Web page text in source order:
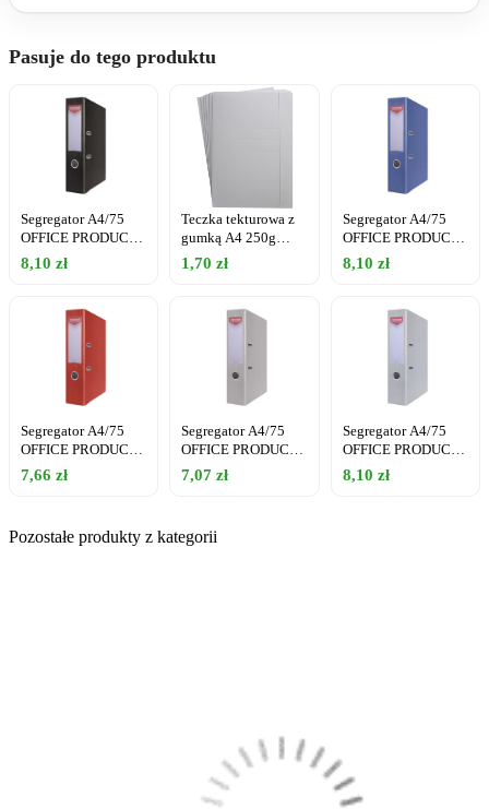
Pasuje do tego produktu
Segregator A4/75
OFFICE PRODUCTS
czarny
8,10 zł
Teczka tekturowa z
gumką A4 250g
PROTOS biała
1,70 zł
Segregator A4/75
OFFICE PRODUCTS
niebieski
8,10 zł
Segregator A4/75
OFFICE PRODUCTS
czerwony
7,66 zł
Segregator A4/75
OFFICE PRODUCTS
szary
7,07 zł
Segregator A4/75
OFFICE PRODUCTS
szary
8,10 zł
Pozostałe produkty z kategorii